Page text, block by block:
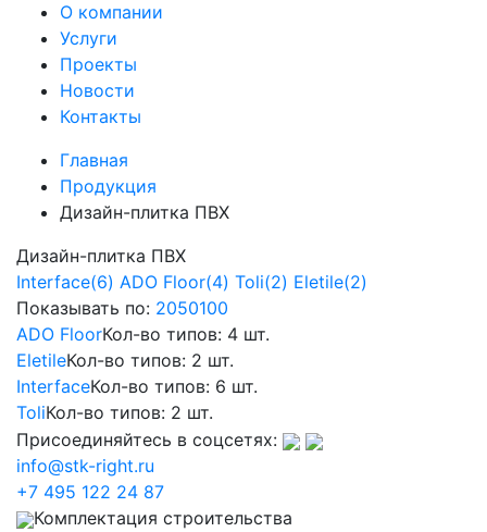
О компании
Услуги
Проекты
Новости
Контакты
Главная
Продукция
Дизайн-плитка ПВХ
Дизайн-плитка ПВХ
Interface(6) ADO Floor(4) Toli(2) Eletile(2)
Показывать по: 2050100
ADO FloorКол-во типов: 4 шт.
EletileКол-во типов: 2 шт.
InterfaceКол-во типов: 6 шт.
ToliКол-во типов: 2 шт.
Присоединяйтесь в соцсетях:
info@stk-right.ru
+7 495 122 24 87
Комплектация строительства